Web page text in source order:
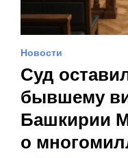
Новости
Суд
бывшему
Башкирии
о